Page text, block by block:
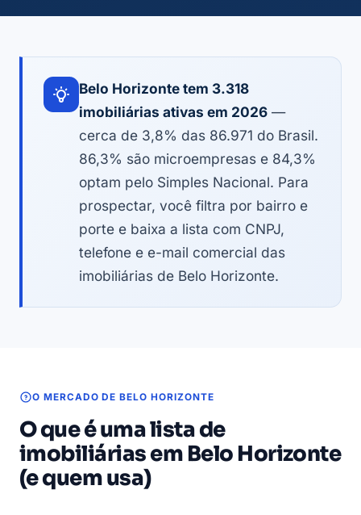
Belo Horizonte tem 3.318
imobiliárias ativas em 2026 —
cerca de 3,8% das 86.971 do Brasil.
86,3% são microempresas e 84,3%
optam pelo Simples Nacional. Para
prospectar, você filtra por bairro e
porte e baixa a lista com CNPJ,
telefone e e-mail comercial das
imobiliárias de Belo Horizonte.
O MERCADO DE BELO HORIZONTE
O que é uma lista de
imobiliárias em Belo Horizonte
(e quem usa)